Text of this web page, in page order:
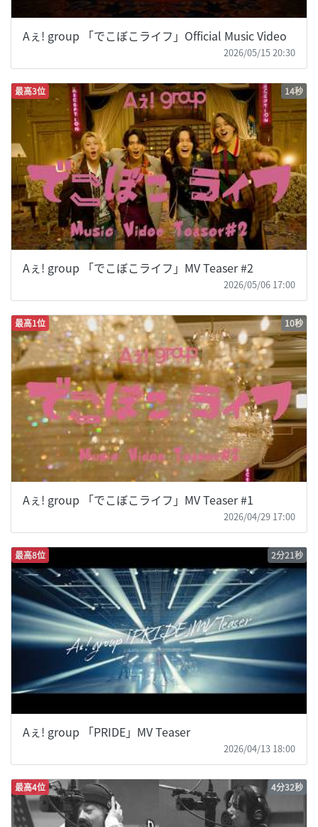
Aぇ! group 「でこぼこライフ」Official Music Video
2026/05/15 20:30
最高3位 14秒
Aぇ! group 「でこぼこライフ」MV Teaser #2
2026/05/06 17:00
最高1位 10秒
Aぇ! group 「でこぼこライフ」MV Teaser #1
2026/04/29 17:00
最高8位 2分21秒
Aぇ! group 「PRIDE」MV Teaser
2026/04/13 18:00
最高4位 4分32秒